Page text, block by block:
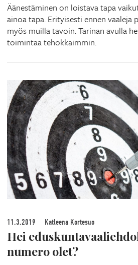
Äänestäminen on loistava tapa
ainoa tapa. Erityisesti ennen
myös muilla tavoin. Tarinan avulla
toimintaa tehokkaimmin.
11.3.2019 Katleena Kortesuo
Hei
numero olet?